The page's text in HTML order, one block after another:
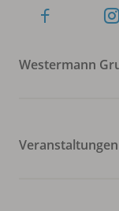
Westermann
Veranstaltungen